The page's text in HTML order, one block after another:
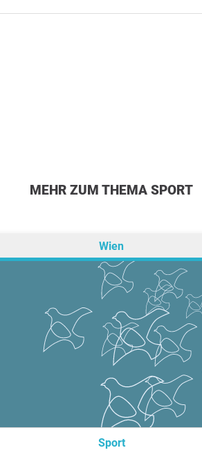
MEHR ZUM THEMA SPORT
Wien
Sport